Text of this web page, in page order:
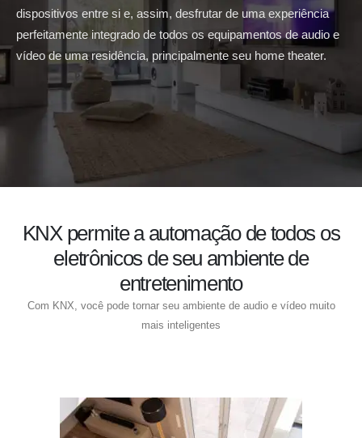
dispositivos entre si e, assim, desfrutar de uma experiência
perfeitamente integrado de todos os equipamentos de audio e
vídeo de uma residência, principalmente seu home theater.
KNX permite a automação de todos os
eletrônicos de seu ambiente de
entretenimento
Com KNX, você pode tornar seu ambiente de audio e vídeo muito
mais inteligentes